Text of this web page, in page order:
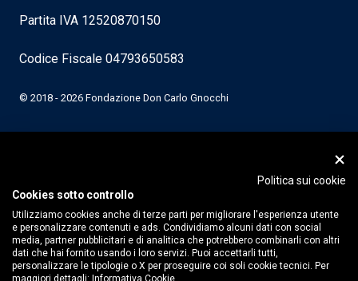
Partita IVA 12520870150
Codice Fiscale 04793650583
© 2018 - 2026 Fondazione Don Carlo Gnocchi
Politica sui cookie
Cookies sotto controllo
Utilizziamo cookies anche di terze parti per migliorare l'esperienza utente
e personalizzare contenuti e ads. Condividiamo alcuni dati con social
media, partner pubblicitari e di analitica che potrebbero combinarli con altri
dati che hai fornito usando i loro servizi. Puoi accettarli tutti,
personalizzare le tipologie o X per proseguire coi soli cookie tecnici. Per
maggiori dettagli: Informativa Cookie.